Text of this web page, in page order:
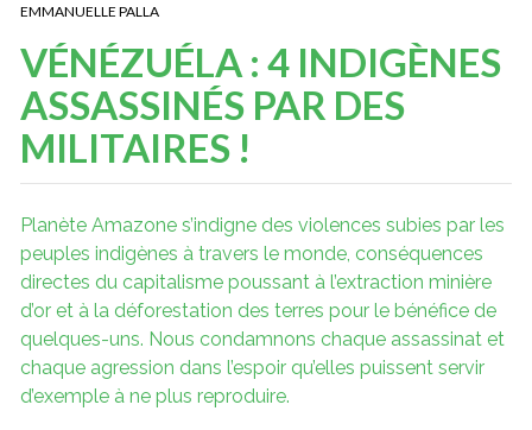
EMMANUELLE PALLA
VÉNÉZUÉLA : 4 INDIGÈNES
ASSASSINÉS PAR DES
MILITAIRES !
Planète Amazone s’indigne des violences subies par les
peuples indigènes à travers le monde, conséquences
directes du capitalisme poussant à l’extraction minière
d’or et à la déforestation des terres pour le bénéfice de
quelques-uns. Nous condamnons chaque assassinat et
chaque agression dans l’espoir qu’elles puissent servir
d’exemple à ne plus reproduire.